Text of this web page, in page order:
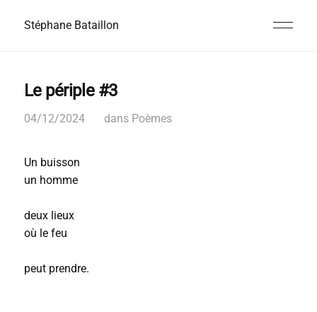
Stéphane Bataillon
Le périple #3
04/12/2024 dans Poèmes
Un buisson
un homme
deux lieux
où le feu
peut prendre.